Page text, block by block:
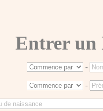
Entrer un
-
-